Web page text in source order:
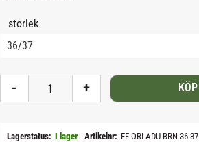
storlek
+
- KÖP
Lagerstatus I lager Artikelnr FF-ORI-ADU-BRN-36-37